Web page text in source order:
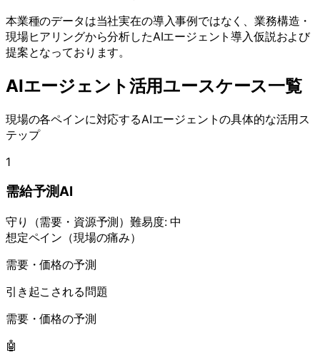
本業種のデータは当社実在の導入事例ではなく、業務構造・
現場ヒアリングから分析したAIエージェント導入仮説および
提案となっております。
AIエージェント活用ユースケース一覧
現場の各ペインに対応するAIエージェントの具体的な活用ス
テップ
1
需給予測AI
守り （需要・資源予測）難易度:中
想定ペイン（現場の痛み）
需要・価格の予測
引き起こされる問題
需要・価格の予測
🤖